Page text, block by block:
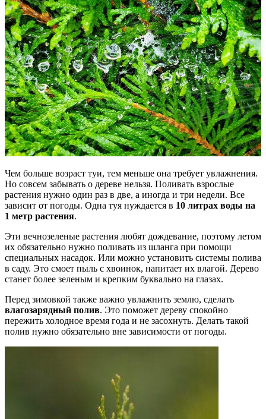
Чем больше возраст туи, тем меньше она требует увлажнения.
Но совсем забывать о дереве нельзя. Поливать взрослые
растения нужно один раз в две, а иногда и три недели. Все
зависит от погоды. Одна туя нуждается в 10 литрах воды на
1 метр растения.
Эти вечнозеленые растения любят дождевание, поэтому летом
их обязательно нужно поливать из шланга при помощи
специальных насадок. Или можно установить системы полива
в саду. Это смоет пыль с хвоинок, напитает их влагой. Дерево
станет более зеленым и крепким буквально на глазах.
Перед зимовкой также важно увлажнить землю, сделать
влагозарядный полив. Это поможет дереву спокойно
пережить холодное время года и не засохнуть. Делать такой
полив нужно обязательно вне зависимости от погоды.